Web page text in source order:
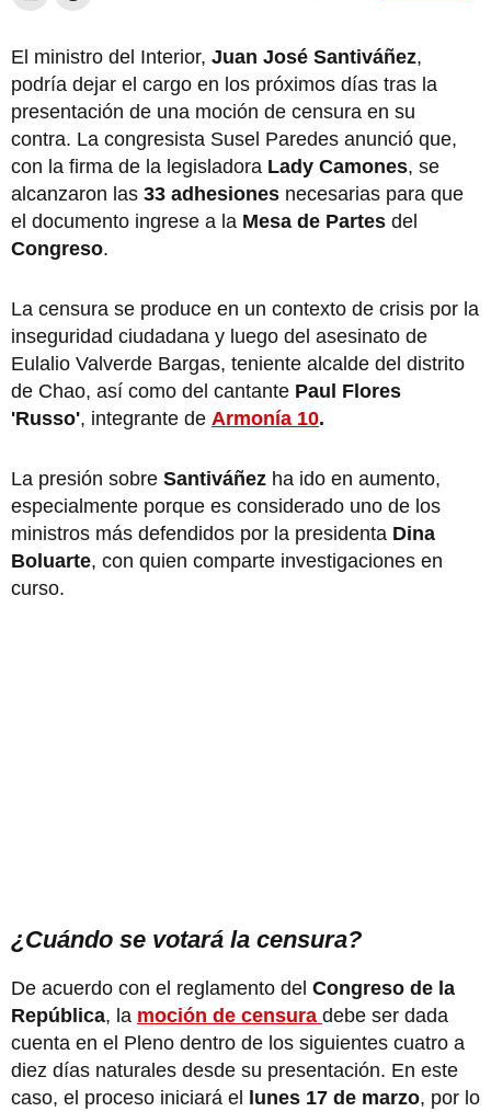
El ministro del Interior, Juan José Santiváñez,
podría dejar el cargo en los próximos días tras la
presentación de una moción de censura en su
contra. La congresista Susel Paredes anunció que,
con la firma de la legisladora Lady Camones, se
alcanzaron las 33 adhesiones necesarias para que
el documento ingrese a la Mesa de Partes del
Congreso.
La censura se produce en un contexto de crisis por la
inseguridad ciudadana y luego del asesinato de
Eulalio Valverde Bargas, teniente alcalde del distrito
de Chao, así como del cantante Paul Flores
'Russo', integrante de Armonía 10.
La presión sobre Santiváñez ha ido en aumento,
especialmente porque es considerado uno de los
ministros más defendidos por la presidenta Dina
Boluarte, con quien comparte investigaciones en
curso.
¿Cuándo se votará la censura?
De acuerdo con el reglamento del Congreso de la
República, la moción de censura debe ser dada
cuenta en el Pleno dentro de los siguientes cuatro a
diez días naturales desde su presentación. En este
caso, el proceso iniciará el lunes 17 de marzo, por lo